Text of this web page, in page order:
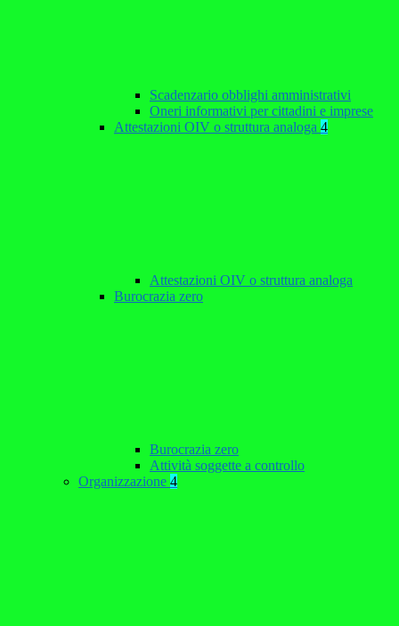
Scadenzario obblighi amministrativi
Oneri informativi per cittadini e imprese
Attestazioni OIV o struttura analoga 4
Attestazioni OIV o struttura analoga
Burocrazia zero
Burocrazia zero
Attività soggette a controllo
Organizzazione 4